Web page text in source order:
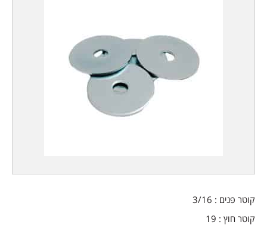
קוטר פנים : 3/16
קוטר חוץ : 19